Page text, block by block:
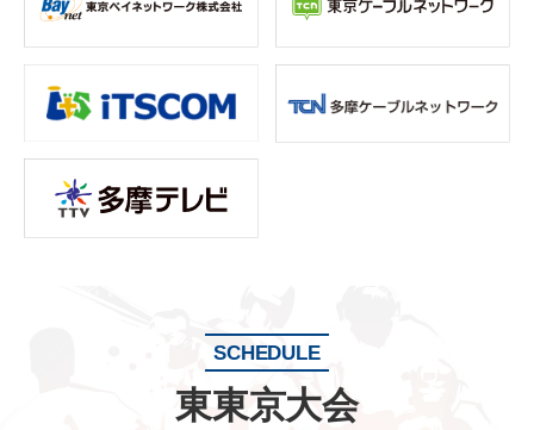
SCHEDULE
東東京大会